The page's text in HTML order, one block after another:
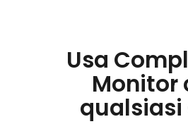
Usa
Monitor
qualsiasi